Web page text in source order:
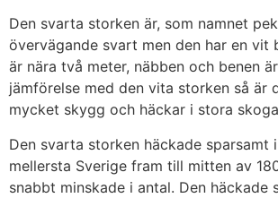
Den svarta storken är, som namnet
övervägande svart men den har en vit
är nära två meter, näbben och benen
jämförelse med den vita storken så är
mycket skygg och häckar i stora
Den svarta storken häckade sparsamt
mellersta Sverige fram till mitten av
snabbt minskade i antal. Den häckade